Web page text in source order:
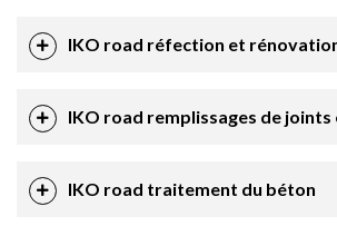
IKO road réfection et
IKO road remplissages de joints
IKO road traitement du béton